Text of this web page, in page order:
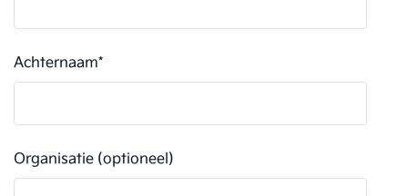
Achternaam*
Organisatie (optioneel)